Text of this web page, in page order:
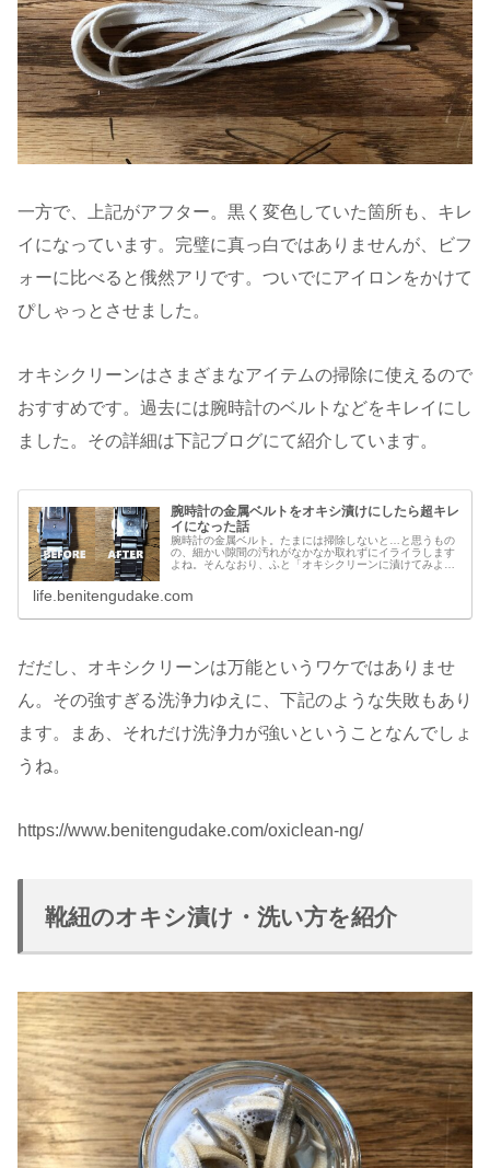
一方で、上記がアフター。黒く変色していた箇所も、キレ
イになっています。完璧に真っ白ではありませんが、ビフ
ォーに比べると俄然アリです。ついでにアイロンをかけて
ぴしゃっとさせました。
オキシクリーンはさまざまなアイテムの掃除に使えるので
おすすめです。過去には腕時計のベルトなどをキレイにし
ました。その詳細は下記ブログにて紹介しています。
腕時計の金属ベルトをオキシ漬けにしたら超キレ
イになった話
腕時計の金属ベルト。たまには掃除しないと…と思うもの
の、細かい隙間の汚れがなかなか取れずにイライラします
よね。そんなおり、ふと「オキシクリーンに漬けてみよ
life.benitengudake.com
だだし、オキシクリーンは万能というワケではありませ
ん。その強すぎる洗浄力ゆえに、下記のような失敗もあり
ます。まあ、それだけ洗浄力が強いということなんでしょ
うね。
https://www.benitengudake.com/oxiclean-ng/
靴紐のオキシ漬け・洗い方を紹介